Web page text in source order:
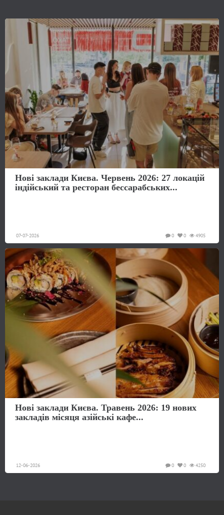
Нові заклади Києва. Червень 2026: 27 локацій
індійський та ресторан бессарабських...
07-07-2026 4905
0
0
Нові заклади Києва. Травень 2026: 19 нових
закладів місяця азійські кафе...
12-06-2026 4250
0
0